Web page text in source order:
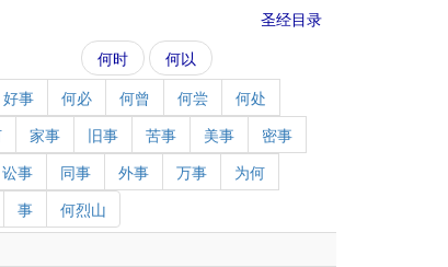
圣经目录
何时
何以
好事 何必 何曾 何尝
何处
家事 旧事 苦事 美事
密事
讼事 同事 外事 万事
为何
事
何烈山